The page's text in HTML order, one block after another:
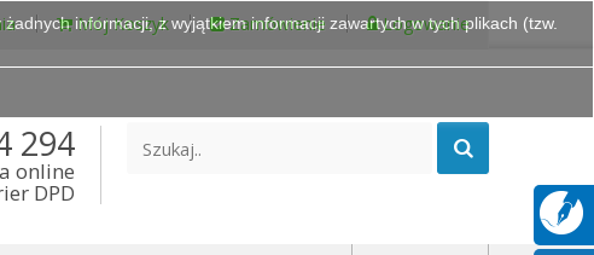
Mój Koszyk Zamówienie Logowanie
294
online
DPD
informacji, z wyjątkiem informacji zawartych w tych plikach (tzw.